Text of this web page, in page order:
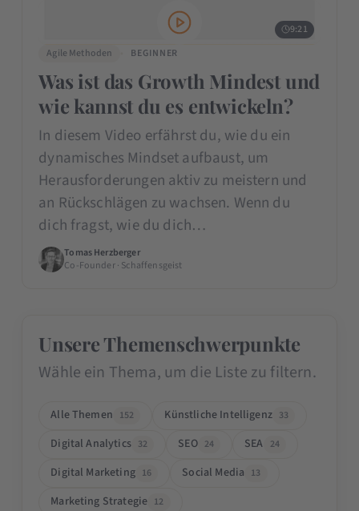
9:21
Agile Methoden
BEGINNER
Was ist das Growth Mindest und
wie kannst du es entwickeln?
In diesem Video erfährst du, wie du ein
dynamisches Mindset aufbaust, um
Herausforderungen aktiv zu meistern und
an Rückschlägen zu wachsen. Wenn du
dich fragst, wie du dich…
Tomas Herzberger
Co-Founder · Schaffensgeist
Unsere Themenschwerpunkte
Wähle ein Thema, um die Liste zu filtern.
Alle Themen 152 Künstliche Intelligenz 33
Digital Analytics 32 SEO 24 SEA 24
Digital Marketing 16 Social Media 13
Marketing Strategie 12